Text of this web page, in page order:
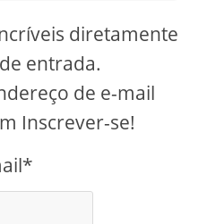
diretamente
entrada.
de e-mail
Inscrever-se!